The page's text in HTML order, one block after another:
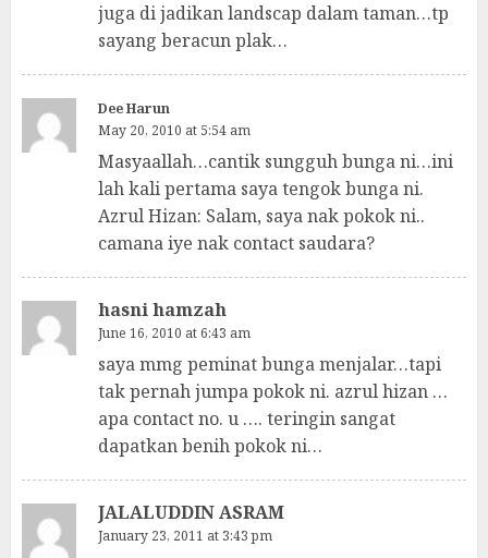
juga di jadikan landscap dalam taman…tp
sayang beracun plak…
Dee Harun
May 20, 2010 at 5:54 am
Masyaallah…cantik sungguh bunga ni…ini
lah kali pertama saya tengok bunga ni.
Azrul Hizan: Salam, saya nak pokok ni..
camana iye nak contact saudara?
hasni hamzah
June 16, 2010 at 6:43 am
saya mmg peminat bunga menjalar…tapi
tak pernah jumpa pokok ni. azrul hizan …
apa contact no. u …. teringin sangat
dapatkan benih pokok ni…
JALALUDDIN ASRAM
January 23, 2011 at 3:43 pm